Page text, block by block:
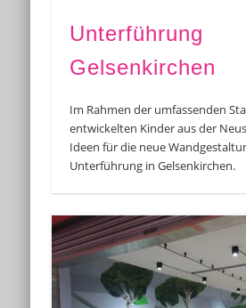
Unterführung
Gelsenkirchen
Im Rahmen der umfassenden
entwickelten Kinder aus der
Ideen für die neue
Unterführung in Gelsenkirchen.